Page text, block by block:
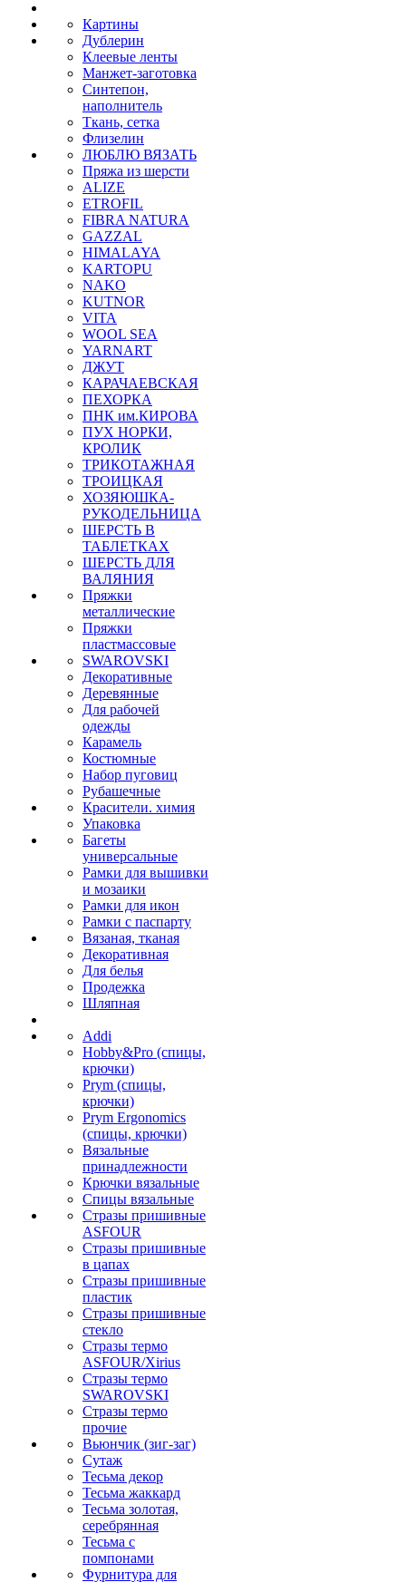
Картины
Дублерин
Клеевые ленты
Манжет-заготовка
Синтепон,
наполнитель
Ткань, сетка
Флизелин
ЛЮБЛЮ ВЯЗАТЬ
Пряжа из шерсти
ALIZE
ETROFIL
FIBRA NATURA
GAZZAL
HIMALAYA
KARTOPU
NAKO
KUTNOR
VITA
WOOL SEA
YARNART
ДЖУТ
КАРАЧАЕВСКАЯ
ПЕХОРКА
ПНК им.КИРОВА
ПУХ НОРКИ,
КРОЛИК
ТРИКОТАЖНАЯ
ТРОИЦКАЯ
ХОЗЯЮШКА-
РУКОДЕЛЬНИЦА
ШЕРСТЬ В
ТАБЛЕТКАХ
ШЕРСТЬ ДЛЯ
ВАЛЯНИЯ
Пряжки
металлические
Пряжки
пластмассовые
SWAROVSKI
Декоративные
Деревянные
Для рабочей
одежды
Карамель
Костюмные
Набор пуговиц
Рубашечные
Красители. химия
Упаковка
Багеты
универсальные
Рамки для вышивки
и мозаики
Рамки для икон
Рамки с паспарту
Вязаная, тканая
Декоративная
Для белья
Продежка
Шляпная
Addi
Hobby&Pro (спицы,
крючки)
Prym (спицы,
крючки)
Prym Ergonomics
(спицы, крючки)
Вязальные
принадлежности
Крючки вязальные
Спицы вязальные
Стразы пришивные
ASFOUR
Стразы пришивные
в цапах
Стразы пришивные
пластик
Стразы пришивные
стекло
Стразы термо
ASFOUR/Xirius
Стразы термо
SWAROVSKI
Стразы термо
прочие
Вьюнчик (зиг-заг)
Сутаж
Тесьма декор
Тесьма жаккард
Тесьма золотая,
серебрянная
Тесьма с
помпонами
Фурнитура для